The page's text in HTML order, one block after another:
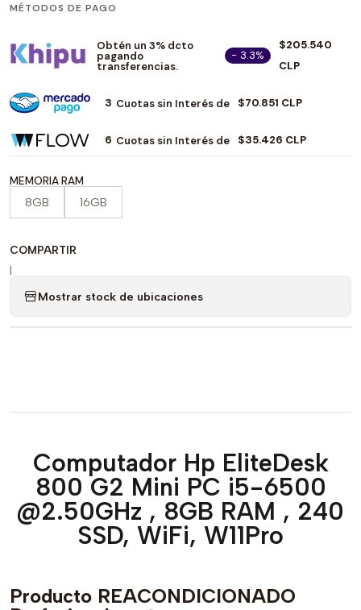
MÉTODOS DE PAGO
Obtén un 3% dcto
pagando
transferencias.
- 3.3%
$205.540
CLP
3 Cuotas sin Interés de $70.851 CLP
6 Cuotas sin Interés de $35.426 CLP
MEMORIA RAM
8GB 16GB
COMPARTIR
|
Mostrar stock de ubicaciones
Computador Hp EliteDesk
800 G2 Mini PC i5-6500
@2.50GHz , 8GB RAM , 240
SSD, WiFi, W11Pro
Producto REACONDICIONADO